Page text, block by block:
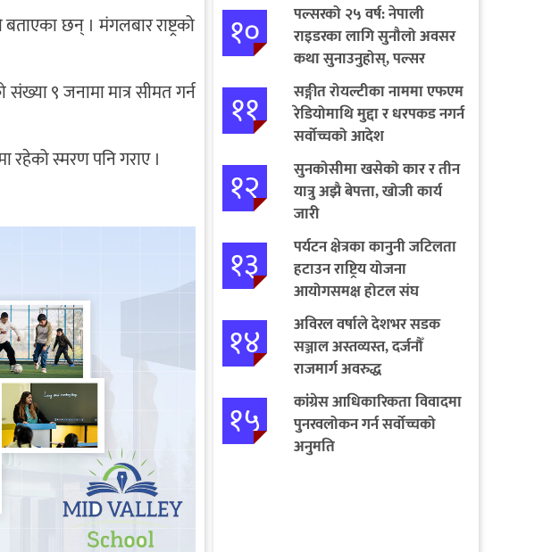
छन् । मंगलबार राष्ट्रको
९ जनामा मात्र सीमत गर्न
रहेको स्मरण पनि गराए ।
१०
पल्सरको २५ वर्ष: नेपाली
राइडरका लागि सुनौलो अवसर
कथा सुनाउनुहोस्, पल्सर
जित्नुहोस्
११
सङ्गीत रोयल्टीका नाममा एफएम
रेडियोमाथि मुद्दा र धरपकड नगर्न
सर्वोच्चको आदेश
१२
सुनकोसीमा खसेको कार र तीन
यात्रु अझै बेपत्ता, खोजी कार्य
जारी
१३
पर्यटन क्षेत्रका कानुनी जटिलता
हटाउन राष्ट्रिय योजना
आयोगसमक्ष होटल संघ
बागमतीका पाँचबुँदे माग
१४
अविरल वर्षाले देशभर सडक
सञ्जाल अस्तव्यस्त, दर्जनौँ
राजमार्ग अवरुद्ध
१५
कांग्रेस आधिकारिकता विवादमा
पुनरवलोकन गर्न सर्वोच्चको
अनुमति